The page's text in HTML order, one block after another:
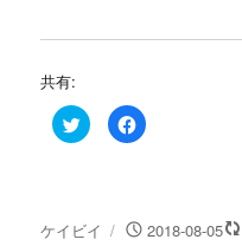
共有:
ク
リ
w
i
F
a
k
で
投
ケイビイ
投 2018-08-05